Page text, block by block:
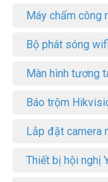
Máy chấm công
Bộ phát sóng
Màn hình tương
Báo trộm
Lắp đặt camera
Thiết bị hội nghị